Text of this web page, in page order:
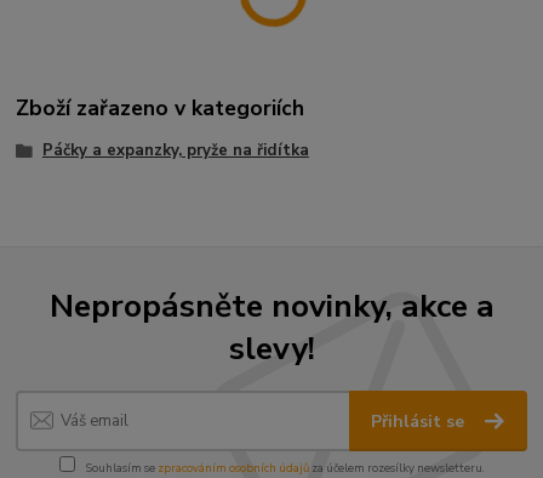
Zboží zařazeno v kategoriích
Páčky a expanzky, pryže na řidítka
Nepropásněte novinky, akce a
slevy!
Přihlásit se
Souhlasím se zpracováním osobních údajůza účelem rozesílky newsletteru.